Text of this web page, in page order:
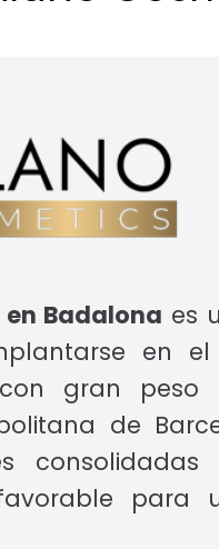
Badalona es
en
gran peso
de
para